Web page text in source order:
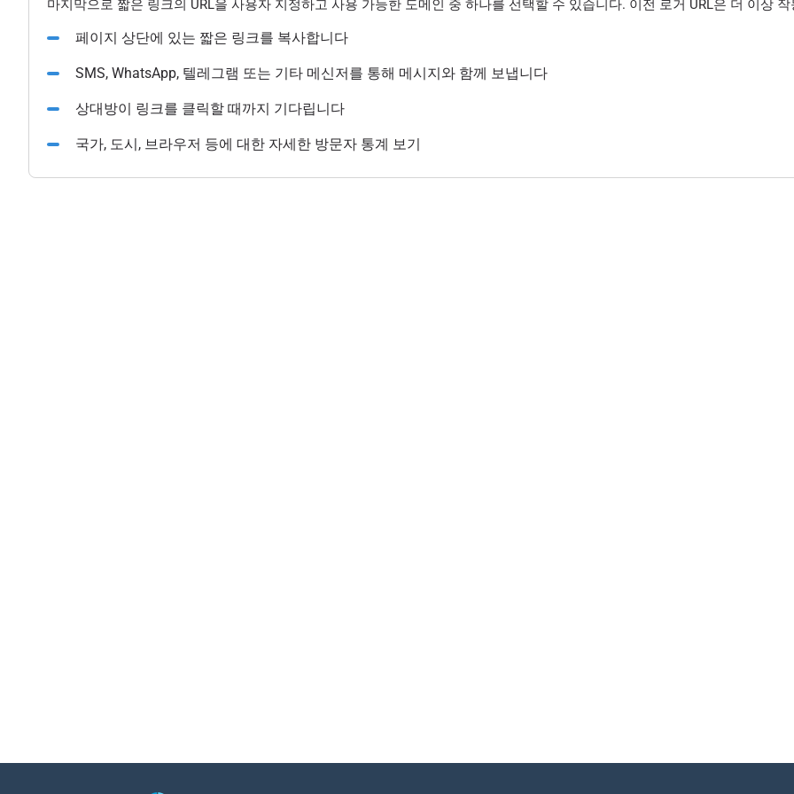
마지막으로 짧은 링크의 URL을 사용자 지정하고 사용 가능한 도메인 중 하나를 선택할 수 있습니다. 이전 로거 URL은 더 이상
페이지 상단에 있는 짧은 링크를 복사합니다
SMS, WhatsApp, 텔레그램 또는 기타 메신저를 통해 메시지와 함께 보냅니다
상대방이 링크를 클릭할 때까지 기다립니다
국가, 도시, 브라우저 등에 대한 자세한 방문자 통계 보기